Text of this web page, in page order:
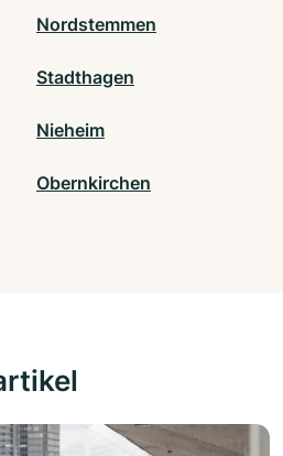
Nordstemmen
Stadthagen
Nieheim
Obernkirchen